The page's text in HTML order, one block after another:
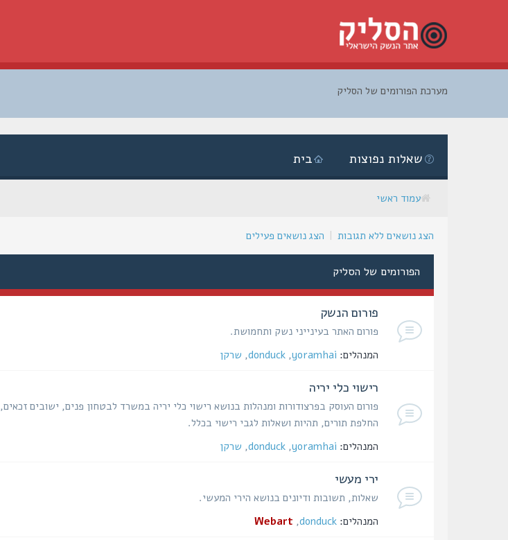
מערכת הפורומים של הסליק
בית שאלות נפוצות
עמוד ראשי
הצג נושאים ללא תגובות | הצג נושאים פעילים
הפורומים של הסליק
פורום הנשק
פורום האתר בעינייני נשק ותחמושת.
המנהלים: yoramhai
,
donduck
, שרקן
רישוי כלי יריה
פורום העוסק בפרצודורות ומנהלות בנושא רישוי כלי יריה במשרד לבטחון פנים, ישובים זכאים,
החלפת תורים, תהיות ושאלות לגבי רישוי בכלל.
המנהלים: yoramhai
,
donduck
, שרקן
ירי מעשי
שאלות, תשובות ודיונים בנושא הירי המעשי.
המנהלים: donduck
,
Webart